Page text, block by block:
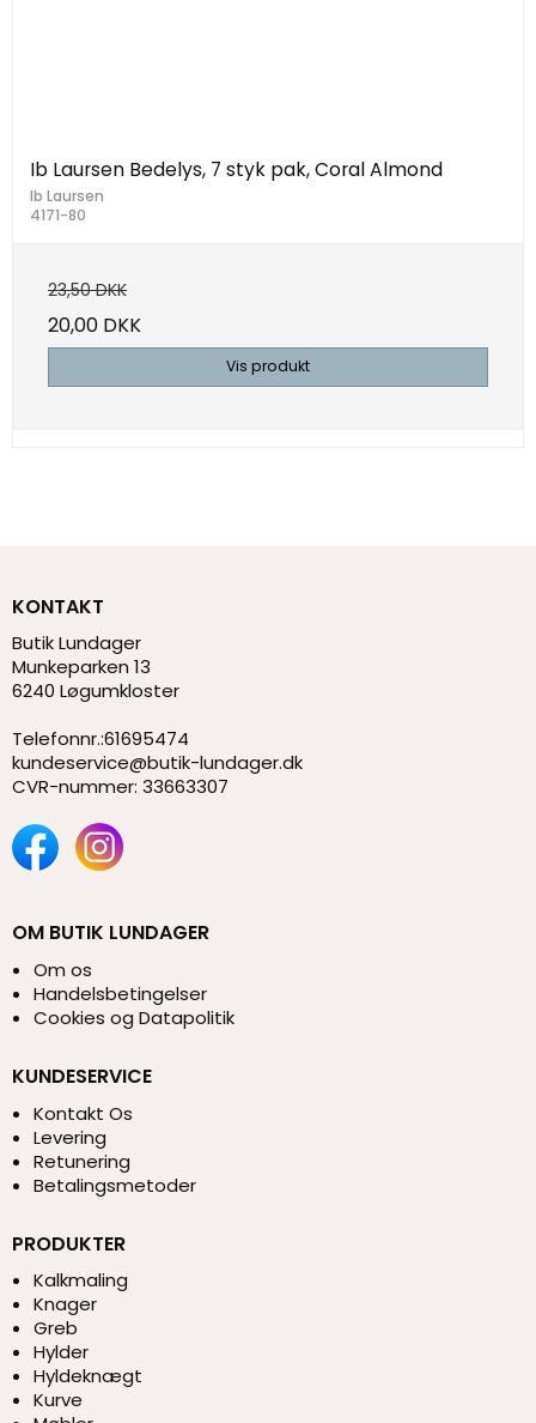
Ib Laursen Bedelys, 7 styk pak, Coral Almond
Ib Laursen
4171-80
23,50 DKK
20,00 DKK
Vis produkt
KONTAKT
Butik Lundager
Munkeparken 13
6240 Løgumkloster
Telefonnr.:61695474
kundeservice@butik-lundager.dk
CVR-nummer: 33663307
OM BUTIK LUNDAGER
Om os
Handelsbetingelser
Cookies og Datapolitik
KUNDESERVICE
Kontakt Os
Levering
Retunering
Betalingsmetoder
PRODUKTER
Kalkmaling
Knager
Greb
Hylder
Hyldeknægt
Kurve